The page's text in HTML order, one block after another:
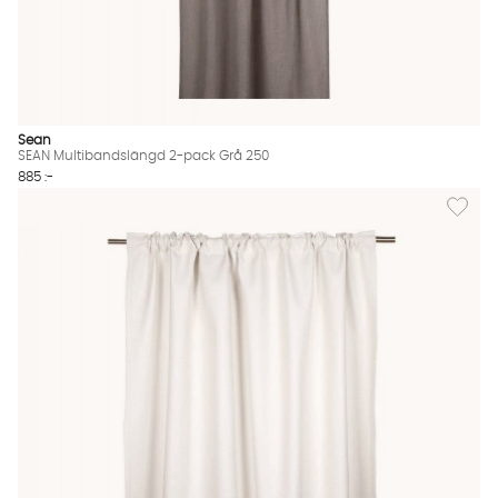
Sean
SEAN Multibandslängd 2-pack Grå 250
885 :-
Lägg